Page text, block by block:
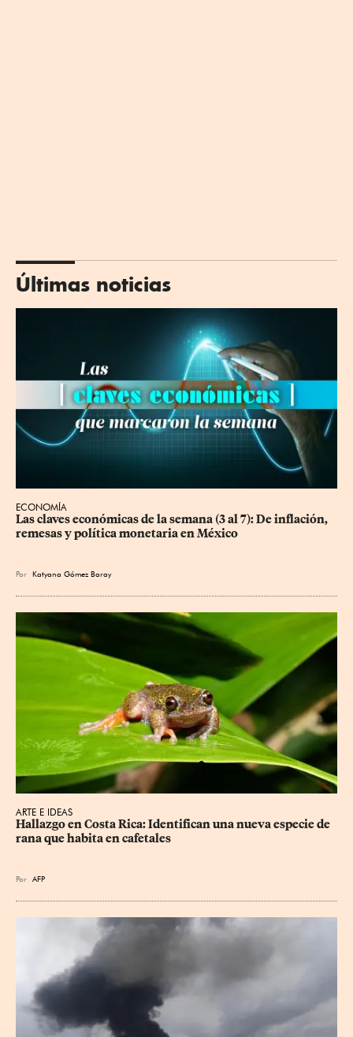
Últimas noticias
ECONOMÍA
Las claves económicas de la semana (3 al 7): De inflación,
remesas y política monetaria en México
Por Katyana Gómez Baray
ARTE E IDEAS
Hallazgo en Costa Rica: Identifican una nueva especie de
rana que habita en cafetales
Por AFP